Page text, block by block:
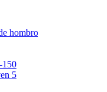
hombro
150
5